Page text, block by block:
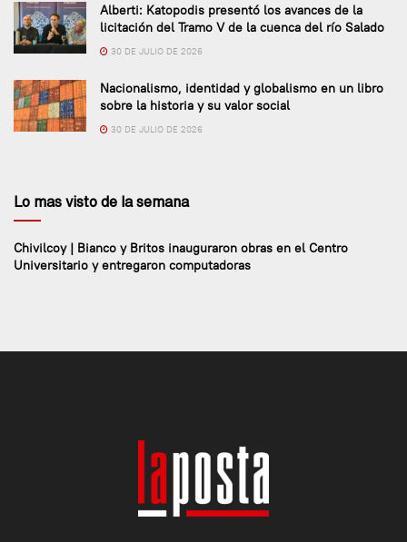
Alberti: Katopodis presentó los avances de la
licitación del Tramo V de la cuenca del río Salado
30 DE JULIO DE 2026
Nacionalismo, identidad y globalismo en un libro
sobre la historia y su valor social
30 DE JULIO DE 2026
Lo mas visto de la semana
Chivilcoy | Bianco y Britos inauguraron obras en el Centro
Universitario y entregaron computadoras